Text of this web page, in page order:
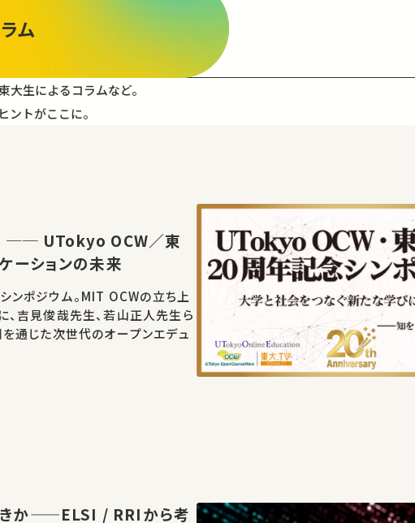
ム
生によるコラムなど。
トがここに。
へ ── UTokyo OCW／東
ーションの未来
ポジウム。MIT OCWの立ち上
、吉見俊哉先生、若山正人先生ら
通じた次世代のオープンエデュ
きか——ELSI / RRIから考